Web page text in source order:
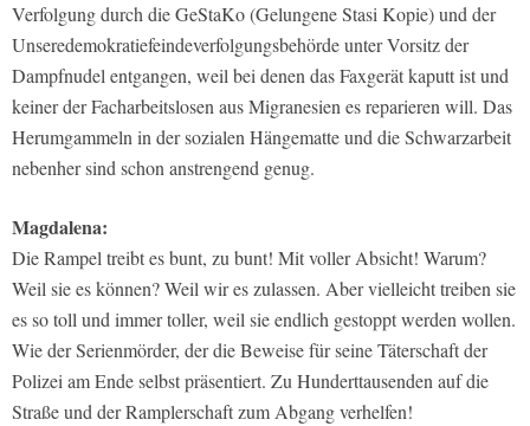
Verfolgung durch die GeStaKo (Gelungene Stasi Kopie) und der
Unseredemokratiefeindeverfolgungsbehörde unter Vorsitz der
Dampfnudel entgangen, weil bei denen das Faxgerät kaputt ist und
keiner der Facharbeitslosen aus Migranesien es reparieren will. Das
Herumgammeln in der sozialen Hängematte und die Schwarzarbeit
nebenher sind schon anstrengend genug.
Magdalena:
Die Rampel treibt es bunt, zu bunt! Mit voller Absicht! Warum?
Weil sie es können? Weil wir es zulassen. Aber vielleicht treiben sie
es so toll und immer toller, weil sie endlich gestoppt werden wollen.
Wie der Serienmörder, der die Beweise für seine Täterschaft der
Polizei am Ende selbst präsentiert. Zu Hunderttausenden auf die
Straße und der Ramplerschaft zum Abgang verhelfen!